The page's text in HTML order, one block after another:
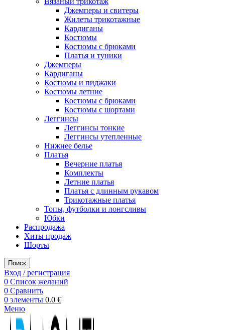
Джемперы и свитеры
Жилеты трикотажные
Кардиганы
Костюмы
Костюмы с брюками
Платья и туники
Джемперы
Кардиганы
Костюмы и пиджаки
Костюмы летние
Костюмы с брюками
Костюмы с шортами
Леггинсы
Леггинсы тонкие
Леггинсы утепленные
Нижнее белье
Платья
Вечерние платья
Комплекты
Летние платья
Платья с длинным рукавом
Трикотажные платья
Топы, футболки и лонгсливы
Юбки
Распродажа
Хиты продаж
Шорты
Поиск
Вход / регистрация
0 Список желаний
0 Сравнить
0 элементы 0.0 €
Меню